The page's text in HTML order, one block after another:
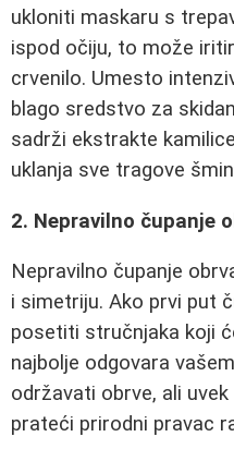
ukloniti maskaru s
ispod očiju, to može
crvenilo. Umesto
blago sredstvo za
sadrži ekstrakte
uklanja sve tragove
2. Nepravilno čupanje
Nepravilno čupanje
i simetriju. Ako prvi put
posetiti stručnjaka koji
najbolje odgovara
održavati obrve, ali
prateći prirodni pravac